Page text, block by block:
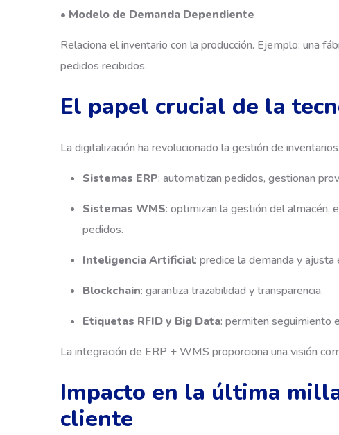
• Modelo de Demanda Dependiente
Relaciona el inventario con la producción. Ejemplo: una
pedidos recibidos.
El papel crucial de la
La digitalización ha revolucionado la gestión de
Sistemas ERP: automatizan pedidos, gestionan
Sistemas WMS: optimizan la gestión del almacén,
pedidos.
Inteligencia Artificial: predice la demanda y
Blockchain: garantiza trazabilidad y transparencia.
Etiquetas RFID y Big Data: permiten seguimiento
La integración de ERP + WMS proporciona una visión
Impacto en la última
cliente